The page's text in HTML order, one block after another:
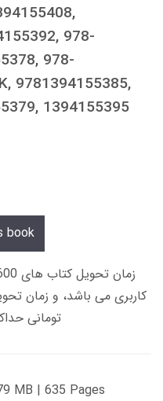
978-
978-
9781394155385,
1394155395
book
تومانی حداکثر 12 ساعت از طریق
MB | 635 Pages